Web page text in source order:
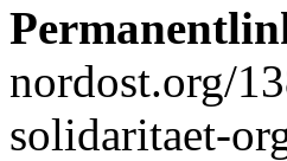
nordost.org/
solidaritaet-